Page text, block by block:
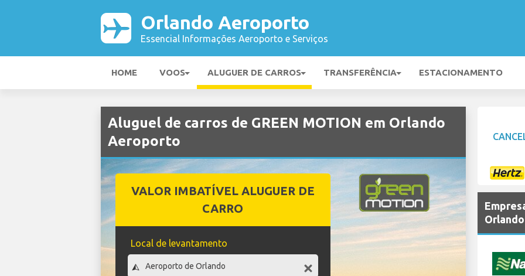
Orlando Aeroporto
Essencial Informações Aeroporto e Serviços
HOME VOOS ALUGUER DE CARROS TRANSFERÊNCIA ESTACIONAMENTO
Aluguel de carros de GREEN MOTION em Orlando
Aeroporto
VALOR IMBATÍVEL ALUGUER DE
CARRO
Local de levantamento